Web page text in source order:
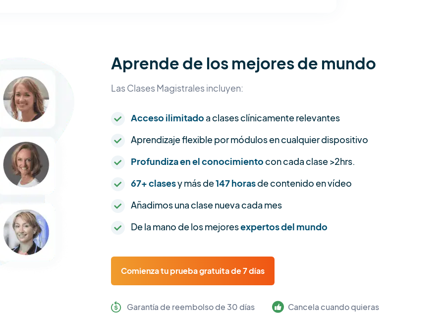
Aprende de los mejores de mundo
Las Clases Magistrales incluyen:
Acceso ilimitado a clases clínicamente relevantes
Aprendizaje flexible por módulos en cualquier dispositivo
Profundiza en el conocimientocon cada clase >2hrs.
67+ clasesy más de147 horasde contenido en vídeo
Añadimos una clase nueva cada mes
De la mano de los mejoresexpertos del mundo
Comienza tu prueba gratuita de 7 días
Garantía de reembolso de 30 días Cancela cuando quieras